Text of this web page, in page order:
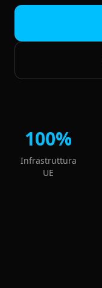
100%
Infrastruttura
UE